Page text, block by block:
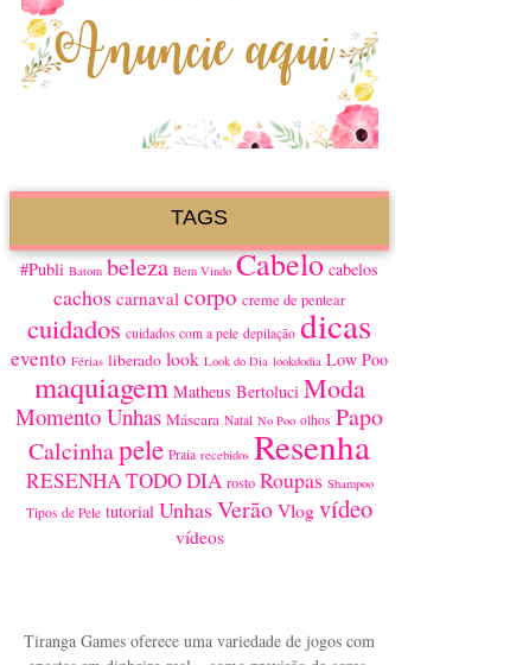
TAGS
#Publi Batom beleza Bem Vindo Cabelo cabelos
cachos carnaval corpo creme de pentear
cuidados cuidados com a pele depilação dicas
evento Férias liberado look Look do Dia lookdodia Low Poo
maquiagem Matheus Bertoluci Moda
Momento Unhas Máscara Natal No Poo olhos Papo
Calcinhapele Praia recebidos Resenha
RESENHA TODO DIA rosto Roupas Shampoo
Tipos de Pele tutorial Unhas Verão Vlog vídeo
vídeos
Tiranga Games oferece uma variedade de jogos com